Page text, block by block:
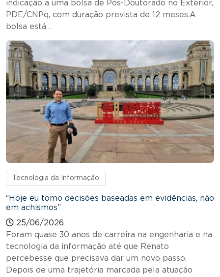
indicação a uma bolsa de Pós-Doutorado no Exterior,
PDE/CNPq, com duração prevista de 12 meses.A
bolsa está…
Tecnologia da Informação
“Hoje eu tomo decisões baseadas em evidências, não
em achismos”
25/06/2026
Foram quase 30 anos de carreira na engenharia e na
tecnologia da informação até que Renato
percebesse que precisava dar um novo passo.
Depois de uma trajetória marcada pela atuação